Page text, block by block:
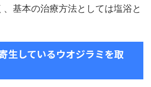
基本の治療方法としては塩浴と
生しているウオジラミを取